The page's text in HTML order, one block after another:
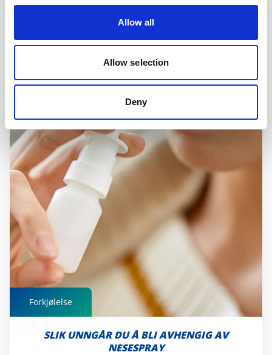
Allow all
Allow selection
Deny
Forkjølelse
SLIK UNNGÅR DU Å BLI AVHENGIG AV
NESESPRAY